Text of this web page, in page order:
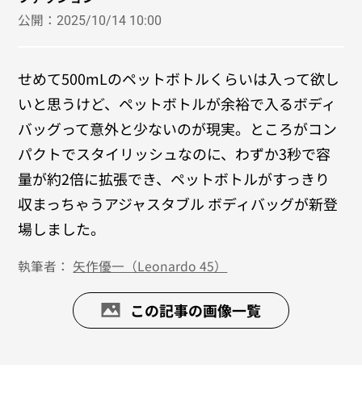
公開：2025/10/14 10:00
せめて500mLのペットボトルくらいは入って欲し
いと思うけど、ペットボトルが余裕で入るボディ
バッグって意外と少ないのが現実。ところがコン
パクトでスタイリッシュなのに、わずか3秒で容
量が約2倍に拡張でき、ペットボトルがすっきり
収まっちゃうアジャスタブル ボディバッグが新登
場しました。
執筆者： 矢作優一（Leonardo 45）
この記事の画像一覧